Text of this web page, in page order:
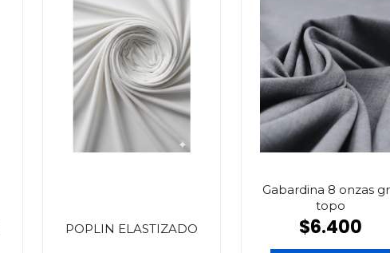
POPLIN ELASTIZADO
Gabardina 8 onzas
topo
$6.400